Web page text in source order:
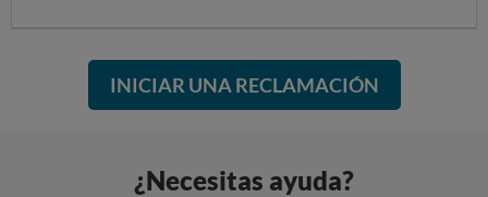
INICIAR UNA RECLAMACIÓN
¿Necesitas ayuda?